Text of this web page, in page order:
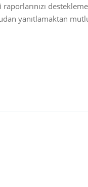
raporlarınızı
yanıtlamaktan